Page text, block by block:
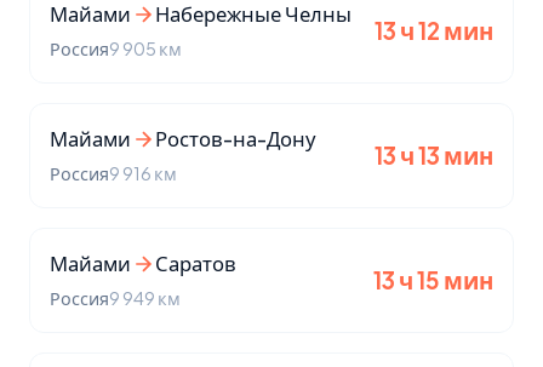
Майами Набережные Челны
Россия9 905 км
13 ч 12 мин
Майами Ростов-на-Дону
Россия9 916 км
13 ч 13 мин
Майами Саратов
Россия9 949 км
13 ч 15 мин